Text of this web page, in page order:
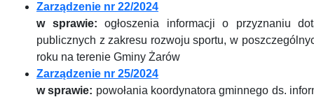
Zarządzenie nr 22/2024
w sprawie: ogłoszenia informacji o przyznaniu
publicznych z zakresu rozwoju sportu, w
roku na terenie Gminy Żarów
Zarządzenie nr 25/2024
w sprawie: powołania koordynatora gminnego ds.